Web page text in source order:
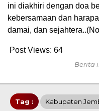
ini diakhiri dengan doa
kebersamaan dan
damai, dan
Post Views: 64
Berita
Tag : Kabupaten